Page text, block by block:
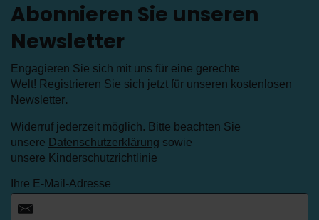
Abonnieren Sie unseren
Newsletter
Engagieren Sie sich mit uns für eine gerechte
Welt! Registrieren Sie sich jetzt für unseren kostenlosen
Newsletter.
Widerruf jederzeit möglich. Bitte beachten Sie
unsere Datenschutzerklärung sowie
unsere Kinderschutzrichtlinie
Ihre E-Mail-Adresse